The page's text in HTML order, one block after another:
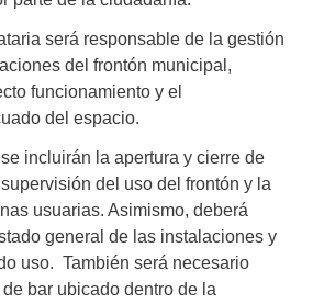
será responsable de la gestión
del frontón municipal,
funcionamiento y el
del espacio.
incluirán la apertura y cierre de
del uso del frontón y la
usuarias. Asimismo, deberá
general de las instalaciones y
uso. También será necesario
bar ubicado dentro de la